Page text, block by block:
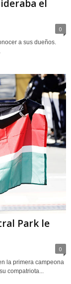
el
0
a sus dueños.
Park le
0
la primera campeona
compatriota...